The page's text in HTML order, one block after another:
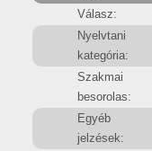
Válasz:
Nyelvtani
kategória:
Szakmai
besorolas:
Egyéb
jelzések: